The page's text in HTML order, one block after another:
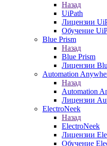
Назад
UiPath
Лицензии
Обучение
Blue Prism
Назад
Blue Prism
Лицензии
Automation
Назад
Automation
Лицензии
ElectroNeek
Назад
ElectroNeek
Лицензии
Обучение